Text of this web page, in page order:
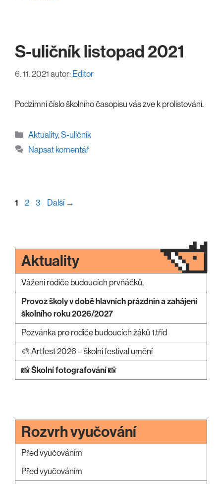
S-uličník listopad 2021
6. 11. 2021 autor: Editor
Podzimní číslo školního časopisu vás zve k prolistování.
Rubriky
Aktuality,S-uličník
Napsat komentář
Stránka
1 Stránka
2 Stránka
3 Další →
Aktuality
Vážení rodiče budoucích prvňáčků,
Provoz školy v době hlavních prázdnin a zahájení
školního roku 2026/2027
Pozvánka pro rodiče budoucích žáků 1.tříd
🎨 Artfest 2026 – školní festival umění
📸Školní fotografování📸
Rozvrh vyučování
Před vyučováním
Před vyučováním